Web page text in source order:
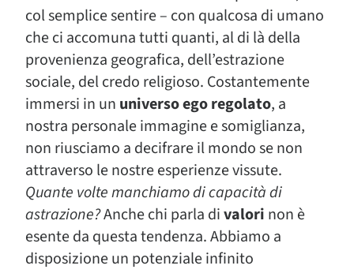
col semplice sentire – con qualcosa di umano
che ci accomuna tutti quanti, al di là della
provenienza geografica, dell’estrazione
sociale, del credo religioso. Costantemente
immersi in un universo ego regolato, a
nostra personale immagine e somiglianza,
non riusciamo a decifrare il mondo se non
attraverso le nostre esperienze vissute.
Quante volte manchiamo di capacità di
astrazione?Anche chi parla divalori non è
esente da questa tendenza. Abbiamo a
disposizione un potenziale infinito